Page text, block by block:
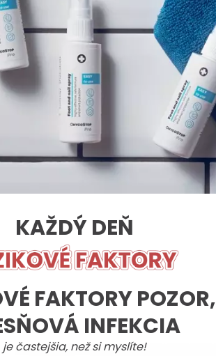
KAŽDÝ DEŇ
FAKTORY POZOR,
INFEKCIA
je častejšia, než si myslíte!